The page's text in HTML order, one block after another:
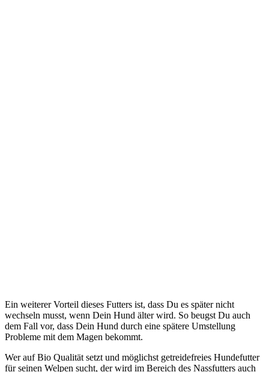
Ein weiterer Vorteil dieses Futters ist, dass Du es später nicht
wechseln musst, wenn Dein Hund älter wird. So beugst Du auch
dem Fall vor, dass Dein Hund durch eine spätere Umstellung
Probleme mit dem Magen bekommt.
Wer auf Bio Qualität setzt und möglichst getreidefreies Hundefutter
für seinen Welpen sucht, der wird im Bereich des Nassfutters auch